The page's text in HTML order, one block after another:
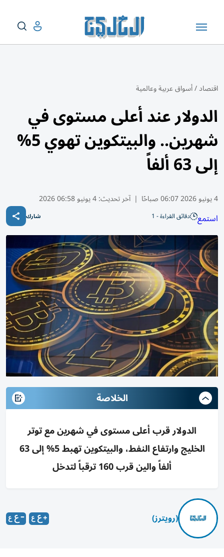
اقتصاد/أسواق عربية وعالمية
الدولار عند أعلى مستوى في
شهرين.. والبيتكوين تهوي 5%
إلى 63 ألفاً
4 يونيو 2026 06:07 صباحًا | آخر تحديث:4 يونيو 06:58 2026
استمع دقائق القراءة - 1 شارك
الخلاصة
الدولار قرب أعلى مستوى في شهرين مع توتر
الخليج وارتفاع النفط، والبيتكوين تهبط 5% إلى 63
ألفاً والين قرب 160 ترقباً لتدخل
(رويترز)